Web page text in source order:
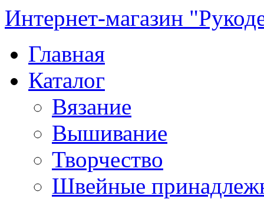
Интернет-магазин
Главная
Каталог
Вязание
Вышивание
Творчество
Швейные